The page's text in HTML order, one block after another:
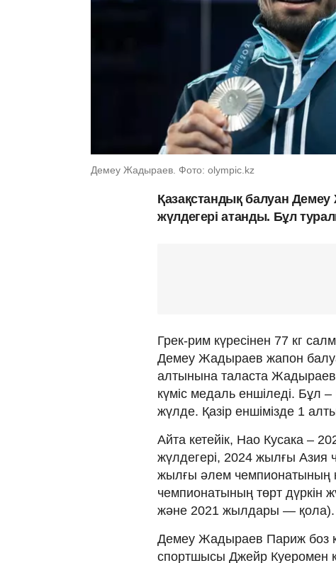
Демеу Жадыраев. Фото: olympic.kz
Қазақстандық балуан
жүлдегері атанды. Бұл
Грек-рим күресінен 77 кг
Демеу Жадыраев жапон
алтынына таласта Жадыраев
күміс медаль еншіледі. Бұл
жүлде. Қазір еншімізде 1
Айта кетейік, Нао Кусака –
жүлдегері, 2024 жылғы
жылғы әлем чемпионатының
чемпионатының төрт дүркін
және 2021 жылдары — қола).
Демеу Жадыраев Париж боз
спортшысы Джейр Куеромен